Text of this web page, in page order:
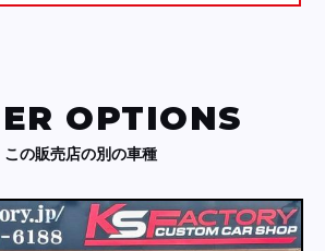
OPTIONS
この販売店の別の車種